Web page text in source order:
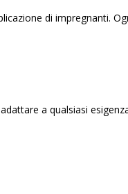
di impregnanti.
a qualsiasi